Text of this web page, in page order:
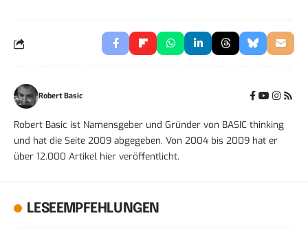
Robert Basic
Robert Basic ist Namensgeber und Gründer von BASIC thinking
und hat die Seite 2009 abgegeben. Von 2004 bis 2009 hat er
über 12.000 Artikel hier veröffentlicht.
LESEEMPFEHLUNGEN